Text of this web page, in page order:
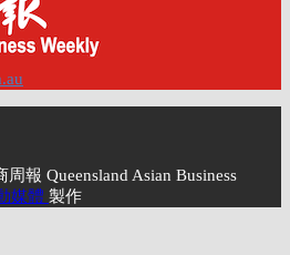
報 Queensland Asian Business
媒體 製作